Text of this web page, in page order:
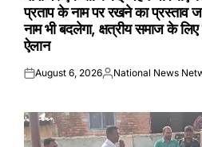
प्रताप के नाम पर रखने का प्रस्ताव
नाम भी बदलेगा, क्षत्रीय समाज के
ऐलान
Posted
August 6, 2026Posted
National News